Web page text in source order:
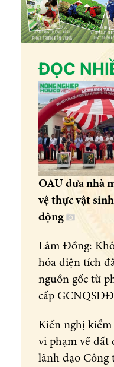
ĐỌC
OAU đưa nhà
vệ thực vật
động
Lâm Đồng:
hóa diện tích
nguồn gốc từ
cấp GCNQSDĐ
Kiến nghị
vi phạm về đất
lãnh đạo Công